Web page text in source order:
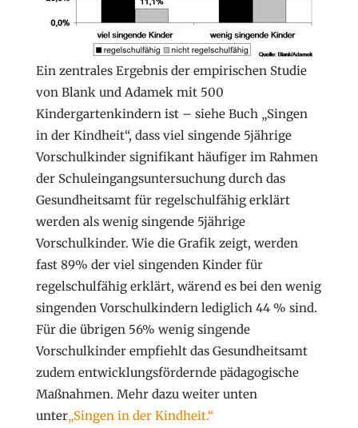
Ein zentrales Ergebnis der empirischen Studie
von Blank und Adamek mit 500
Kindergartenkindern ist – siehe Buch „Singen
in der Kindheit“, dass viel singende 5jährige
Vorschulkinder signifikant häufiger im Rahmen
der Schuleingangsuntersuchung durch das
Gesundheitsamt für regelschulfähig erklärt
werden als wenig singende 5jährige
Vorschulkinder. Wie die Grafik zeigt, werden
fast 89% der viel singenden Kinder für
regelschulfähig erklärt, wärend es bei den wenig
singenden Vorschulkindern lediglich 44 % sind.
Für die übrigen 56% wenig singende
Vorschulkinder empfiehlt das Gesundheitsamt
zudem entwicklungsfördernde pädagogische
Maßnahmen. Mehr dazu weiter unten
unter„Singen in der Kindheit.“